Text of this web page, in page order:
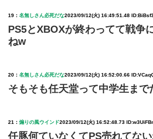
19： 名無しさん必死だな2023/09/12(火) 16:49:51.48
PS5とXBOXが終わってて戦争
ねw
20： 名無しさん必死だな2023/09/12(火) 16:52:00.66
そもそも任天堂って中学生まで
21： 煽りの風ウインド2023/09/12(火) 16:52:48.73
任豚何ていなくてPS売れてな